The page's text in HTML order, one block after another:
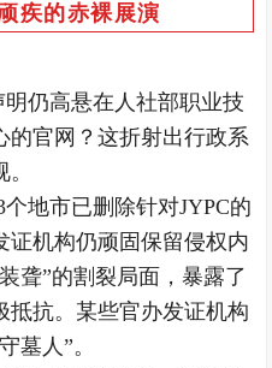
疾的赤裸展演
仍高悬在人社部职业技
的官网？这折射出行政系
地市已删除针对JYPC的
证机构仍顽固保留侵权内
聋”的割裂局面，暴露了
抵抗。某些官办发证机构
墓人”。